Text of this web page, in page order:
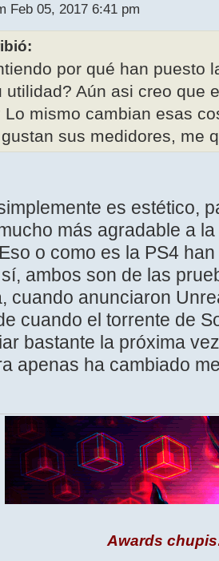
Feb 05, 2017 6:41 pm
por qué han puesto
utilidad? Aún asi creo que
mismo cambian esas
sus medidores, me
es estético,
más agradable a
o como es la PS4
ambos son de las
cuando anunciaron
cuando el torrente de
bastante la próxima
apenas ha cambiado
Awards